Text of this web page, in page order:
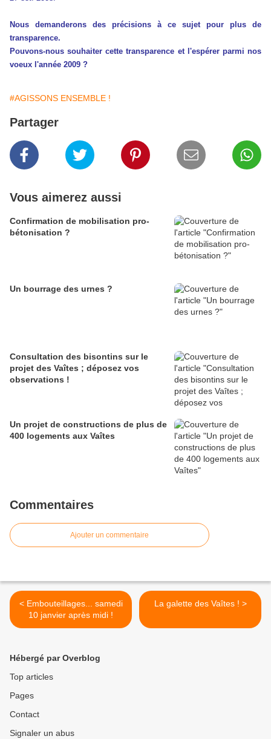
Nous demanderons des précisions à ce sujet pour plus de
transparence.
Pouvons-nous souhaiter cette transparence et l'espérer parmi nos
voeux l'année 2009 ?
#AGISSONS ENSEMBLE !
Partager
Vous aimerez aussi
Confirmation de mobilisation pro-
bétonisation ?
Un bourrage des urnes ?
Consultation des bisontins sur le
projet des Vaîtes ; déposez vos
observations !
Un projet de constructions de plus de
400 logements aux Vaîtes
Commentaires
Ajouter un commentaire
< Embouteillages... samedi
10 janvier après midi !
La galette des Vaîtes ! >
Hébergé par Overblog
Top articles
Pages
Contact
Signaler un abus